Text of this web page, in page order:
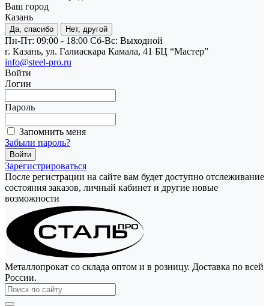
Ваш город
Казань
Да, спасибо Нет, другой
Пн-Пт: 09:00 - 18:00 Cб-Вс: Выходной
г. Казань, ул. Галиаскара Камала, 41 БЦ “Мастер”
info@steel-pro.ru
Войти
Логин
Пароль
Запомнить меня
Забыли пароль?
Зарегистрироваться
После регистрации на сайте вам будет доступно отслеживание
состояния заказов, личный кабинет и другие новые
возможности
Металлопрокат со склада оптом и в розницу. Доставка по всей
России.